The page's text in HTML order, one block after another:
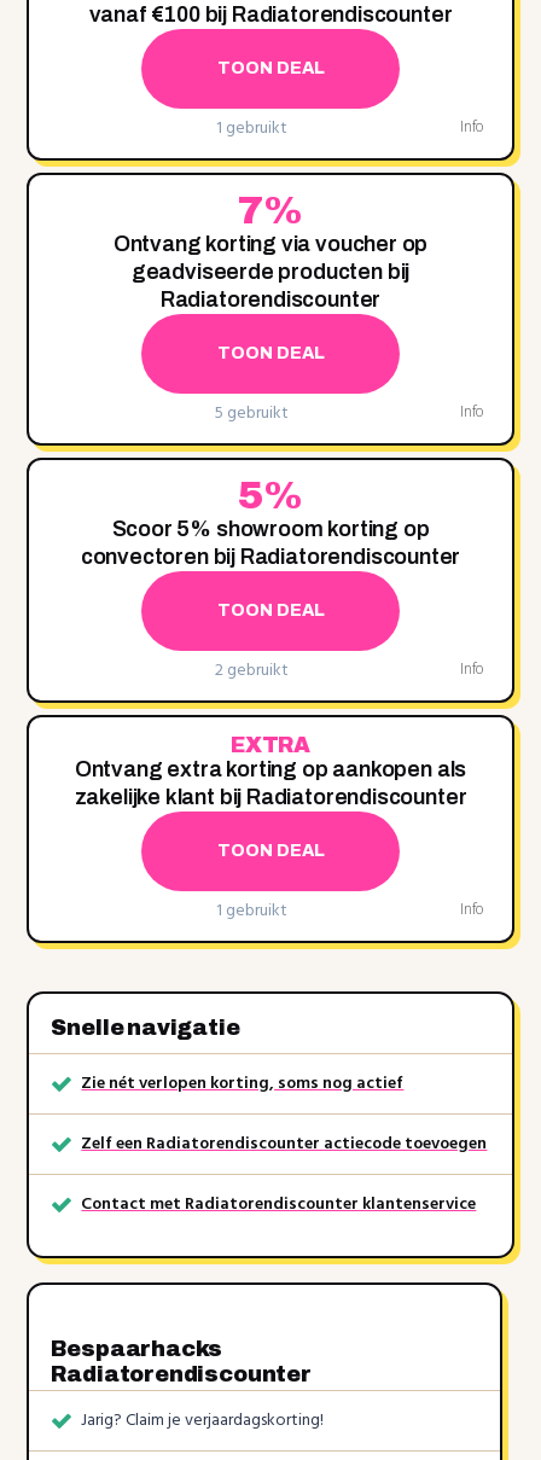
vanaf €100 bij Radiatorendiscounter
TOON DEAL
1 gebruikt Info
7%
Ontvang korting via voucher op
geadviseerde producten bij
Radiatorendiscounter
TOON DEAL
5 gebruikt Info
5%
Scoor 5% showroom korting op
convectoren bij Radiatorendiscounter
TOON DEAL
2 gebruikt Info
EXTRA
Ontvang extra korting op aankopen als
zakelijke klant bij Radiatorendiscounter
TOON DEAL
1 gebruikt Info
Snelle navigatie
Zie nét verlopen korting, soms nog actief
Zelf een Radiatorendiscounter actiecode toevoegen
Contact met Radiatorendiscounter klantenservice
Bespaarhacks
Radiatorendiscounter
Jarig? Claim je verjaardagskorting!